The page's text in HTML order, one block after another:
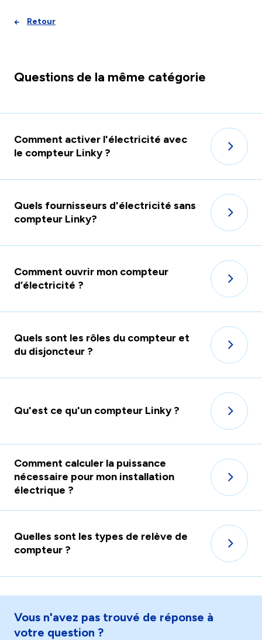
Retour
Questions de la même catégorie
Comment activer l'électricité avec
le compteur Linky ?
Quels fournisseurs d'électricité sans
compteur Linky?
Comment ouvrir mon compteur
d’électricité ?
Quels sont les rôles du compteur et
du disjoncteur ?
Qu'est ce qu'un compteur Linky ?
Comment calculer la puissance
nécessaire pour mon installation
électrique ?
Quelles sont les types de relève de
compteur ?
Vous n'avez pas trouvé de réponse à
votre question ?